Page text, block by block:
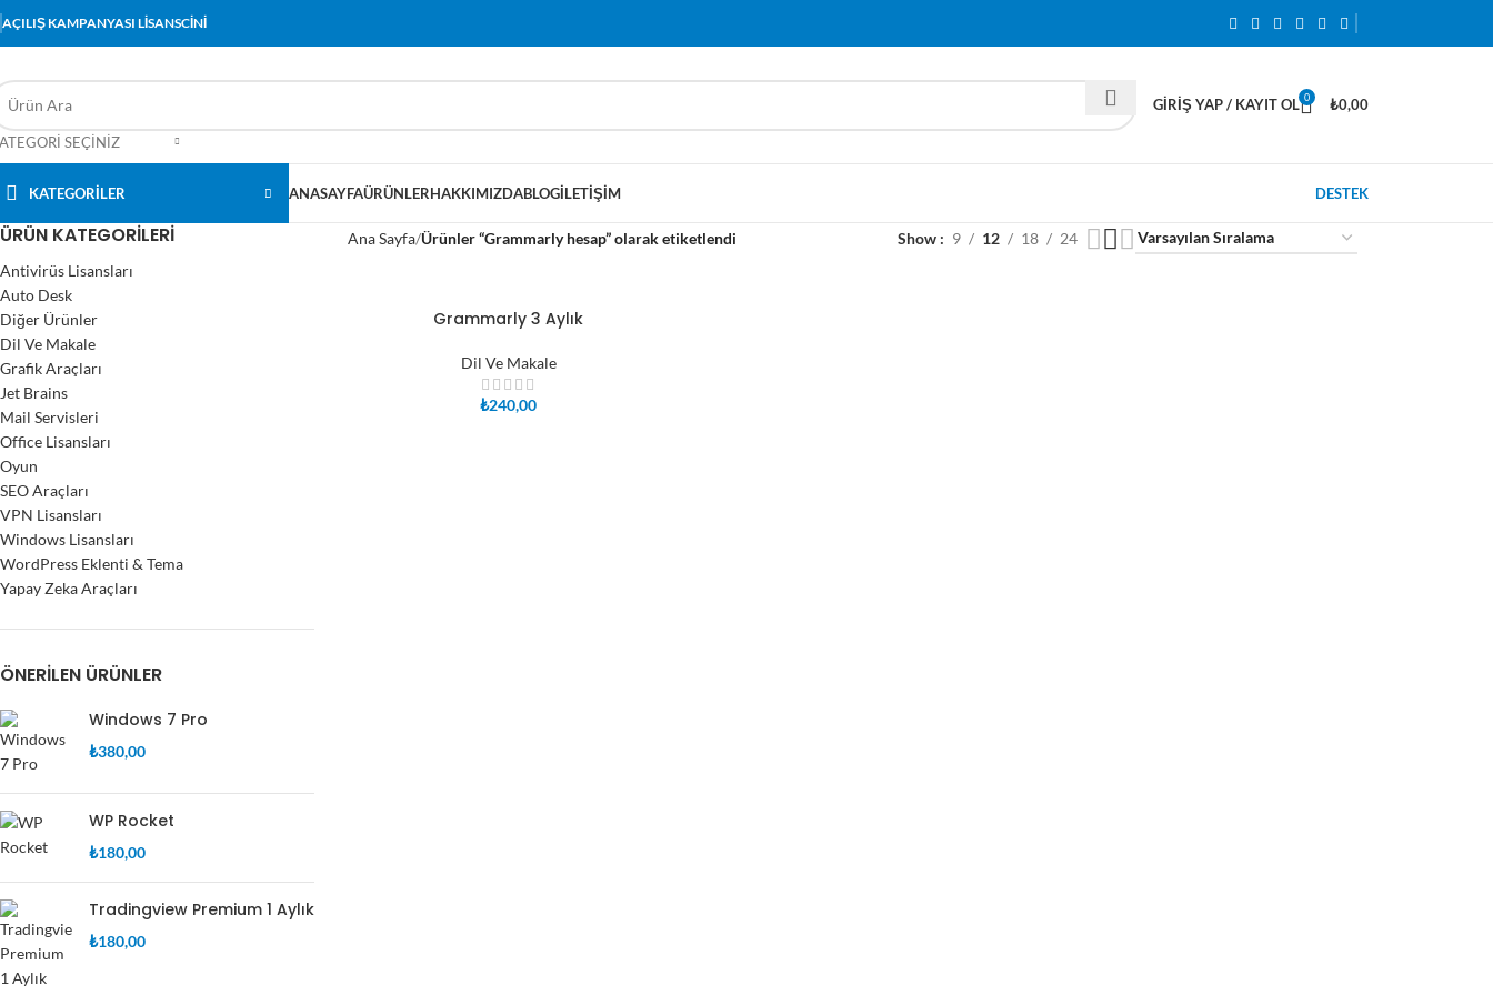
AÇILIŞ KAMPANYASI LİSANSCİNİ
SEÇINIZ
GIRIŞ YAP / KAYIT OL 0 ₺0,00
KATEGORİLER ANASAYFAÜRÜNLERHAKKIMIZDABLOGİLETIŞIM DESTEK
ÜRÜN KATEGORILERI
Antivirüs Lisansları
Auto Desk
Diğer Ürünler
Dil Ve Makale
Grafik Araçları
Jet Brains
Mail Servisleri
Office Lisansları
Oyun
SEO Araçları
VPN Lisansları
Windows Lisansları
WordPress Eklenti & Tema
Yapay Zeka Araçları
ÖNERILEN ÜRÜNLER
Windows 7 Pro
₺380,00
WP Rocket
₺180,00
Tradingview Premium 1 Aylık
₺180,00
Ana Sayfa Ürünler “Grammarly hesap” olarak etiketlendi Show 9 12 18 24
Grammarly 3 Aylık
Dil Ve Makale
₺240,00